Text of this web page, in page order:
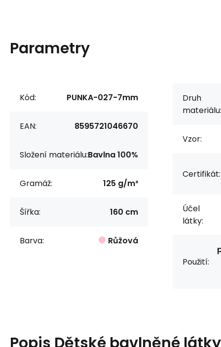
Parametry
Kód: PUNKA-027-7mm
EAN: 8595721046670
Složení materiálu:Bavlna 100%
Gramáž: 125 g/m²
Šířka: 160 cm
Barva: Růžová
Druh
materiálu:
Vzor:
Certifikát:
Účel
látky:
Použití: